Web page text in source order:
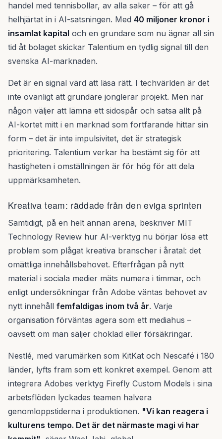
handel med tennisbollar, av alla saker – för att gå
helhjärtat in i AI-satsningen. Med 40 miljoner kronor i
insamlat kapital och en grundare som nu ägnar all sin
tid åt bolaget skickar Talentium en tydlig signal till den
svenska AI-marknaden.
Det är en signal värd att läsa rätt. I techvärlden är det
inte ovanligt att grundare jonglerar projekt. Men när
någon väljer att lämna ett sidospår och satsa allt på
AI-kortet mitt i en marknad som fortfarande hittar sin
form – det är inte impulsivitet, det är strategisk
prioritering. Talentium verkar ha bestämt sig för att
hastigheten i omställningen är för hög för att dela
uppmärksamheten.
Kreativa team: räddade från den eviga sprinten
Samtidigt, på en helt annan arena, beskriver MIT
Technology Review hur AI-verktyg nu börjar lösa ett
problem som plågat kreativa branscher i åratal: det
omättliga innehållsbehovet. Efterfrågan på nytt
material i sociala medier mäts numera i timmar, och
enligt undersökningar från Adobe väntas behovet av
nytt innehåll femfaldigas inom två år. Varje
organisation förväntas agera som ett mediahus –
oavsett om man säljer choklad eller försäkringar.
Nestlé, med varumärken som KitKat och Nescafé i 180
länder, lyfts fram som ett konkret exempel. Genom att
integrera Adobes verktyg Firefly Custom Models i sina
arbetsflöden lyckades teamen halvera
genomloppstiderna i produktionen. "Vi kan reagera i
kulturens tempo. Det är det närmaste magi vi har